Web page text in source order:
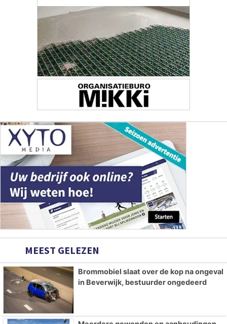
MEEST GELEZEN
Brommobiel slaat over de kop na ongeval
in Beverwijk, bestuurder ongedeerd